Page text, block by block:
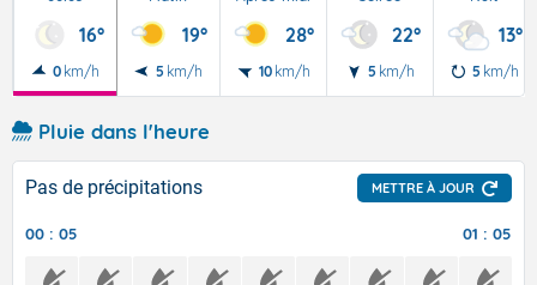
16°
0 km/h
19°
5 km/h
28°
10 km/h
22°
5 km/h
13°
5 km/h
Pluie dans l'heure
Pas de précipitations METTRE À JOUR
00 : 05 01 : 05